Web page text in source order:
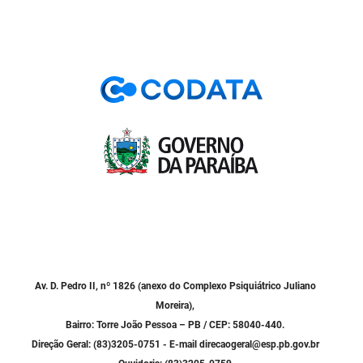
Av. D. Pedro II, nº 1826 (anexo do Complexo Psiquiátrico Juliano
Moreira),
Bairro: Torre João Pessoa – PB / CEP: 58040-440.
Direção Geral: (83)3205-0751 - E-mail direcaogeral@esp.pb.gov.br